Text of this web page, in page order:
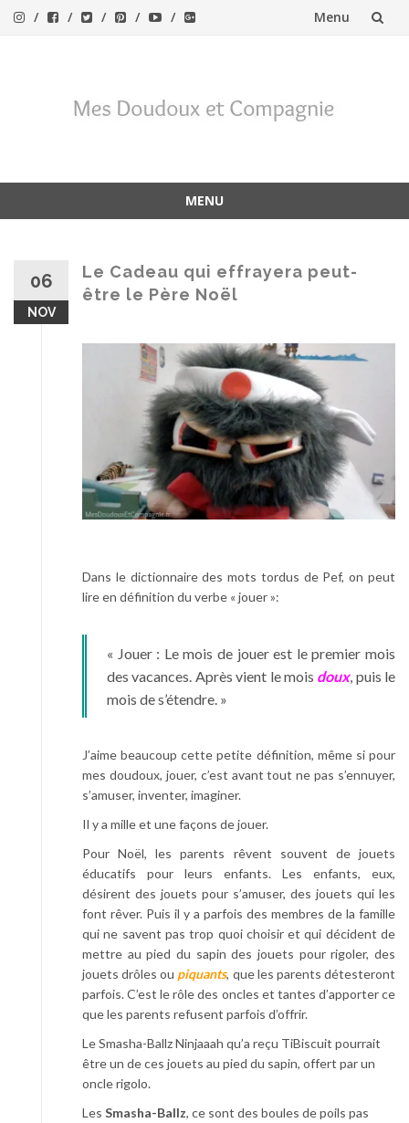
Menu
MENU
06
NOV
Le Cadeau qui effrayera peut-
être le Père Noël
Dans le dictionnaire des mots tordus de Pef, on peut
lire en définition du verbe « jouer »:
« Jouer : Le mois de jouer est le premier mois
des vacances. Après vient le mois doux, puis le
mois de s’étendre. »
J’aime beaucoup cette petite définition, même si pour
mes doudoux, jouer, c’est avant tout ne pas s’ennuyer,
s’amuser, inventer, imaginer.
Il y a mille et une façons de jouer.
Pour Noël, les parents rêvent souvent de jouets
éducatifs pour leurs enfants. Les enfants, eux,
désirent des jouets pour s’amuser, des jouets qui les
font rêver. Puis il y a parfois des membres de la famille
qui ne savent pas trop quoi choisir et qui décident de
mettre au pied du sapin des jouets pour rigoler, des
jouets drôles ou piquants, que les parents détesteront
parfois. C’est le rôle des oncles et tantes d’apporter ce
que les parents refusent parfois d’offrir.
Le Smasha-Ballz Ninjaaah qu’a reçu TiBiscuit pourrait
être un de ces jouets au pied du sapin, offert par un
oncle rigolo.
Les Smasha-Ballz, ce sont des boules de poils pas